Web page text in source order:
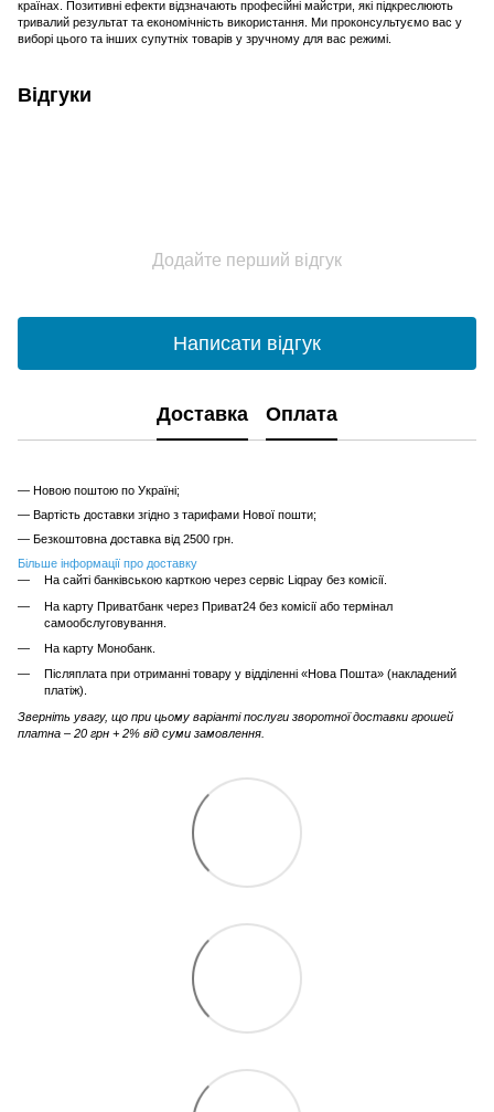
країнах. Позитивні ефекти відзначають професійні майстри, які підкреслюють
тривалий результат та економічність використання. Ми проконсультуємо вас у
виборі цього та інших супутніх товарів у зручному для вас режимі.
Відгуки
Додайте перший відгук
Написати відгук
Доставка Оплата
— Новою поштою по Україні;
— Вартість доставки згідно з тарифами Нової пошти;
— Безкоштовна доставка від 2500 грн.
Більше інформації про доставку
На сайті банківською карткою через сервіс Liqpay без комісії.
На карту Приватбанк через Приват24 без комісії або термінал
самообслуговування.
На карту Монобанк.
Післяплата при отриманні товару у відділенні «Нова Пошта» (накладений
платіж).
Зверніть увагу, що при цьому варіанті послуги зворотної доставки грошей
платна – 20 грн + 2% від суми замовлення.